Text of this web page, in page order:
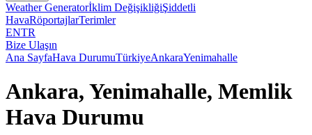
Weather Generatorİklim DeğişikliğiŞiddetli
HavaRöportajlarTerimler
ENTR
Bize Ulaşın
Ana SayfaHava DurumuTürkiyeAnkaraYenimahalle
Ankara, Yenimahalle, Memlik
Hava Durumu